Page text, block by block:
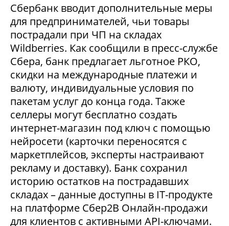
Сбербанк вводит дополнительные меры
для предпринимателей, чьи товары
пострадали при ЧП на складах
Wildberries. Как сообщили в пресс-службе
Сбера, банк предлагает льготное РКО,
скидки на международные платежи и
валюту, индивидуальные условия по
пакетам услуг до конца года. Также
селлеры могут бесплатно создать
интернет-магазин под ключ с помощью
нейросети (карточки переносятся с
маркетплейсов, эксперты настраивают
рекламу и доставку). Банк сохранил
историю остатков на пострадавших
складах – данные доступны в IT-продукте
на платформе Сбер2В Онлайн-продажи
для клиентов с активными API-ключами.